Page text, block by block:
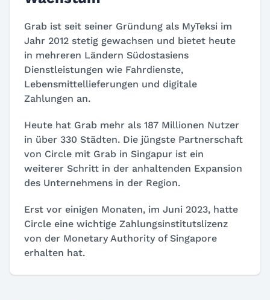
Grab ist seit seiner Gründung als MyTeksi im
Jahr 2012 stetig gewachsen und bietet heute
in mehreren Ländern Südostasiens
Dienstleistungen wie Fahrdienste,
Lebensmittellieferungen und digitale
Zahlungen an.
Heute hat Grab mehr als 187 Millionen Nutzer
in über 330 Städten. Die jüngste Partnerschaft
von Circle mit Grab in Singapur ist ein
weiterer Schritt in der anhaltenden Expansion
des Unternehmens in der Region.
Erst vor einigen Monaten, im Juni 2023, hatte
Circle eine wichtige Zahlungsinstitutslizenz
von der Monetary Authority of Singapore
erhalten hat.